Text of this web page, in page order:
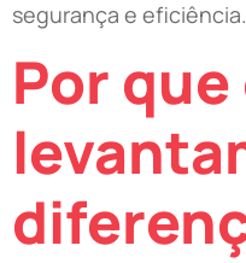
segurança e eficiência.
Por